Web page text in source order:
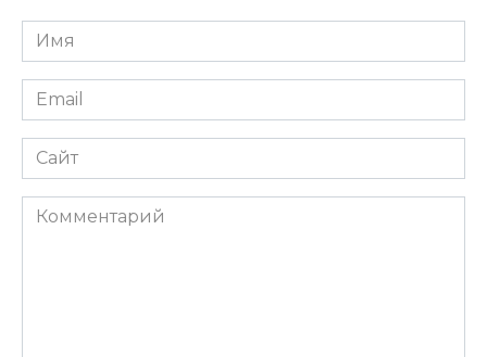
Имя
Email
Сайт
Комментарий